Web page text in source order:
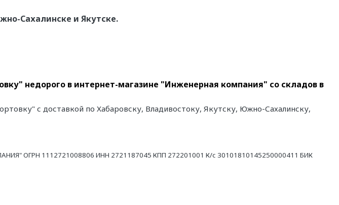
Сахалинске и Якутске.
недорого в интернет-магазине "Инженерная компания" со складов в
с доставкой по Хабаровску, Владивостоку, Якутску, Южно-Сахалинску,
ОГРН 1112721008806 ИНН 2721187045 КПП 272201001 К/с 30101810145250000411 БИК